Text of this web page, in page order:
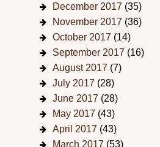
December 2017 (35)
November 2017 (36)
October 2017 (14)
September 2017 (16)
August 2017 (7)
July 2017 (28)
June 2017 (28)
May 2017 (43)
April 2017 (43)
March 2017 (53)